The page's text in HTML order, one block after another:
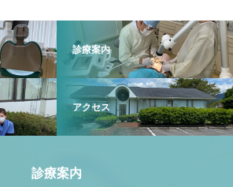
診療案内
アクセス
診療案内